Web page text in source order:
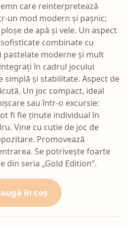
care reinterpretează
un mod modern și pașnic;
de apă și vele. Un aspect
combinate cu
moderne și mult
în cadrul jocului
simplă și stabilitate. Aspect de
Un joc compact, ideal
sau într-o excursie:
fi fie ținute individual în
Vine cu cutie de joc de
Promovează
Se potrivește foarte
din seria „Gold Edition”.
în coș